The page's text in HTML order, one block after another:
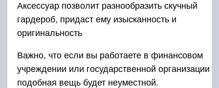
Аксессуар позволит разнообразить скучный
гардероб, придаст ему изысканность и
оригинальность
Важно, что если вы работаете в финансовом
учреждении или государственной организации
подобная вещь будет неуместной.